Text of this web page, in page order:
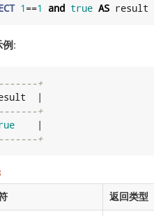
1==1 and true AS result
:
+
|
+
    |
+
返回类型